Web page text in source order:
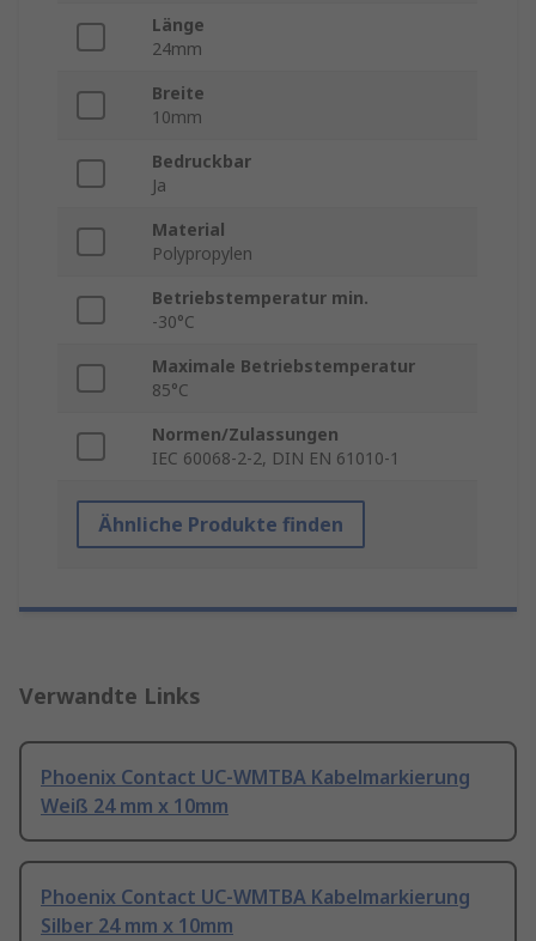
Länge
24mm
Breite
10mm
Bedruckbar
Ja
Material
Polypropylen
Betriebstemperatur min.
-30°C
Maximale Betriebstemperatur
85°C
Normen/Zulassungen
IEC 60068-2-2, DIN EN 61010-1
Ähnliche Produkte finden
Verwandte Links
Phoenix Contact UC-WMTBA Kabelmarkierung
Weiß 24 mm x 10mm
Phoenix Contact UC-WMTBA Kabelmarkierung
Silber 24 mm x 10mm